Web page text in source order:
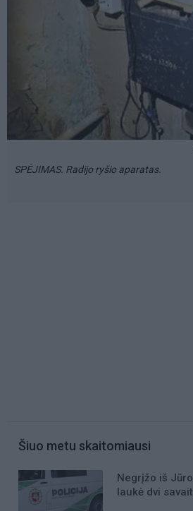
SPĖJIMAS. Radijo ryšio aparatas.
Šiuo metu skaitomiausi
Negrįžo iš
laukė dvi